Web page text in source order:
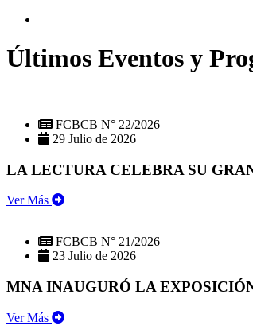
Últimos Eventos y
FCBCB N° 22/2026
29 Julio de 2026
LA LECTURA CELEBRA SU
Ver Más
FCBCB N° 21/2026
23 Julio de 2026
MNA INAUGURÓ LA
Ver Más